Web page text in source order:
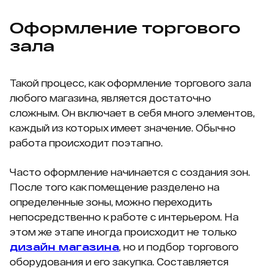
Оформление торгового
зала
Такой процесс, как оформление торгового зала
любого магазина, является достаточно
сложным. Он включает в себя много элементов,
каждый из которых имеет значение. Обычно
работа происходит поэтапно.
Часто оформление начинается с создания зон.
После того как помещение разделено на
определенные зоны, можно переходить
непосредственно к работе с интерьером. На
этом же этапе иногда происходит не только
дизайн магазина, но и подбор торгового
оборудования и его закупка. Составляется